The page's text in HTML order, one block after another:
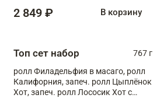
Тигровая креветка с моцареллой,
2 849 ₽ В корзину
Топ сет набор
767 г
ролл Филадельфия в масаго, ролл
Калифорния, запеч. ролл Цыплёнок
Хот, запеч. ролл Лососик Хот с